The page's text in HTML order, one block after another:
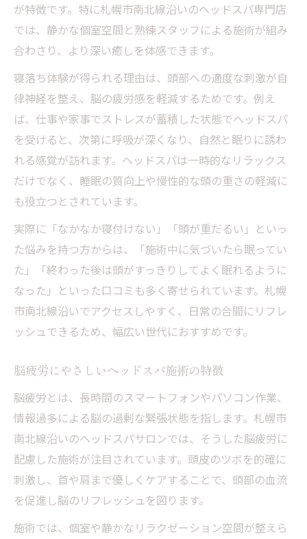
が特徴です。特に札幌市南北線沿いのヘッドスパ専門店
では、静かな個室空間と熟練スタッフによる施術が組み
合わさり、より深い癒しを体感できます。
寝落ち体験が得られる理由は、頭部への適度な刺激が自
律神経を整え、脳の疲労感を軽減するためです。例え
ば、仕事や家事でストレスが蓄積した状態でヘッドスパ
を受けると、次第に呼吸が深くなり、自然と眠りに誘わ
れる感覚が訪れます。ヘッドスパは一時的なリラックス
だけでなく、睡眠の質向上や慢性的な頭の重さの軽減に
も役立つとされています。
実際に「なかなか寝付けない」「頭が重だるい」といっ
た悩みを持つ方からは、「施術中に気づいたら眠ってい
た」「終わった後は頭がすっきりしてよく眠れるように
なった」といった口コミも多く寄せられています。札幌
市南北線沿いでアクセスしやすく、日常の合間にリフレ
ッシュできるため、幅広い世代におすすめです。
脳疲労にやさしいヘッドスパ施術の特徴
脳疲労とは、長時間のスマートフォンやパソコン作業、
情報過多による脳の過剰な緊張状態を指します。札幌市
南北線沿いのヘッドスパサロンでは、そうした脳疲労に
配慮した施術が注目されています。頭皮のツボを的確に
刺激し、首や肩まで優しくケアすることで、頭部の血流
を促進し脳のリフレッシュを図ります。
施術では、個室や静かなリラクゼーション空間が整えら